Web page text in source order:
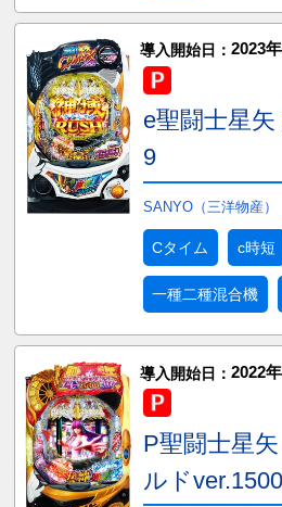
導入開始日： 2023
e聖闘士星
9
SANYO（三洋物産）
Cタイム c時短
一種二種混合機
導入開始日： 2022
P聖闘士星
ルドver.1500